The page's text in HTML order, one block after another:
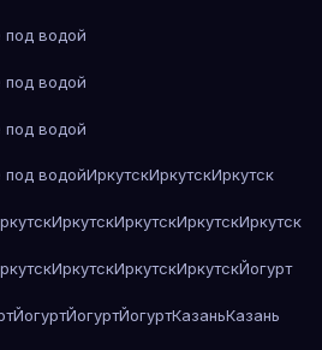
водой
водой
водой
водойИркутскИркутскИркутск
ИркутскИркутскИркутскИркутск
ИркутскИркутскИркутскЙогурт
ЙогуртЙогуртЙогуртКазаньКазань